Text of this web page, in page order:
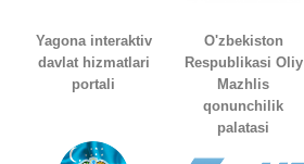
Yagona interaktiv
davlat hizmatlari
portali
O'zbekiston
Respublikasi Oliy
Mazhlis
qonunchilik
palatasi